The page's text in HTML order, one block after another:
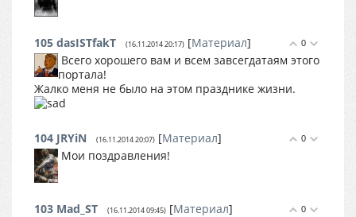
0
105 dasISTfakT (16.11.2014 20:17) [Материал]
Всего хорошего вам и всем завсегдатаям этого
портала!
Жалко меня не было на этом празднике жизни.
0
104 JRYiN (16.11.2014 20:07) [Материал]
Мои поздравления!
0
103 Mad_ST (16.11.2014 09:45) [Материал]